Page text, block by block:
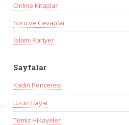
Online Kitaplar
Soru ve Cevaplar
İslami Kariyer
Sayfalar
Kadın Penceresi
Uzun Hayat
Temiz Hikayeler